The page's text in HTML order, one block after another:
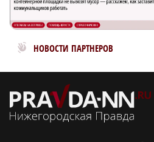
НОВОСТИ ПАРТНЕРОВ
Новости МирТесен